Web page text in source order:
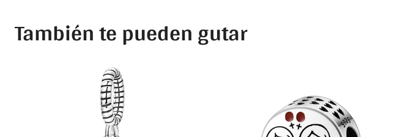
También te pueden gutar